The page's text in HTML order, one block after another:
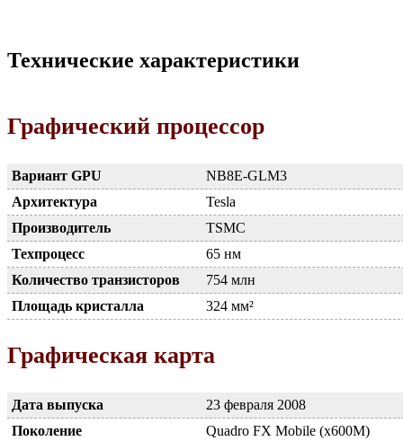
Технические характеристики
Графический процессор
Вариант GPU
NB8E-GLM3
Архитектура
Tesla
Производитель
TSMC
Техпроцесс
65 нм
Количество транзисторов
754 млн
Площадь кристалла
324 мм²
Графическая карта
Дата выпуска
23 февраля 2008
Поколение
Quadro FX Mobile (x600M)